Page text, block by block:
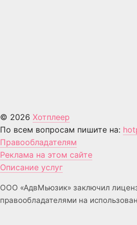
© 2026 Хотплеер
По всем вопросам пишите на:
Правообладателям
Реклама на этом сайте
Описание услуг
ООО «АдвМьюзик» заключил
правообладателями на